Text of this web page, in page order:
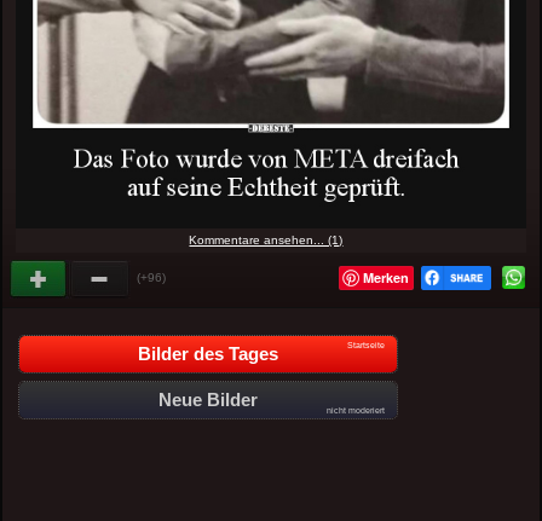
Kommentare ansehen... (1)
(+96) Merken
Bilder des Tages Startseite
Neue Bilder
nicht moderiert